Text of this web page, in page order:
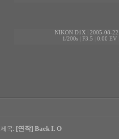
NIKON D1X
2005-08-
1/200s| F3.5 0.00 EV
제목: [연작] Baek I. O